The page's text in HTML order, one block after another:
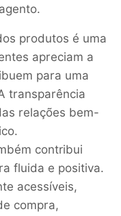
produtos é uma
apreciam a
para uma
transparência
relações bem-
contribui
fluida e positiva.
acessíveis,
compra,